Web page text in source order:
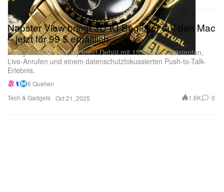
Tech & Gadgets
Napster View bringt 3D-KI-Begleiter auf den Mac
– jetzt für 99 $ erhältlich
Holografisches Display feiert Debüt mit 15.000 KI-Assistenten,
Live-Anrufen und einem datenschutzfokussierten Push-to-Talk-
Erlebnis.
6 Quellen
Oct 21, 2025
1.6K 0